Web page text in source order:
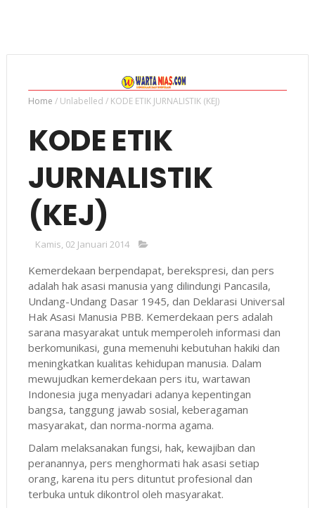
Home /Unlabelled / KODE ETIK JURNALISTIK (KEJ)
KODE ETIK
JURNALISTIK
(KEJ)
Kamis, 02 Januari 2014
Kemerdekaan berpendapat, berekspresi, dan pers
adalah hak asasi manusia yang dilindungi Pancasila,
Undang-Undang Dasar 1945, dan Deklarasi Universal
Hak Asasi Manusia PBB. Kemerdekaan pers adalah
sarana masyarakat untuk memperoleh informasi dan
berkomunikasi, guna memenuhi kebutuhan hakiki dan
meningkatkan kualitas kehidupan manusia. Dalam
mewujudkan kemerdekaan pers itu, wartawan
Indonesia juga menyadari adanya kepentingan
bangsa, tanggung jawab sosial, keberagaman
masyarakat, dan norma-norma agama.
Dalam melaksanakan fungsi, hak, kewajiban dan
peranannya, pers menghormati hak asasi setiap
orang, karena itu pers dituntut profesional dan
terbuka untuk dikontrol oleh masyarakat.